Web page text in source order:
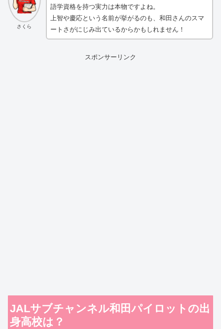
さくら
語学資格を持つ実力は本物ですよね。
上智や慶応という名前が挙がるのも、和田さんのスマ
ートさがにじみ出ているからかもしれません！
スポンサーリンク
JALサブチャンネル和田パイロットの出
身高校は？